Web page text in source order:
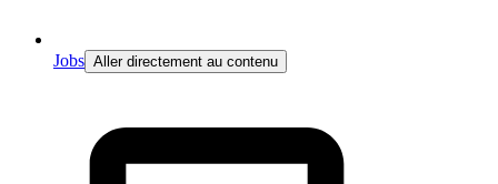
Jobs Aller directement au contenu